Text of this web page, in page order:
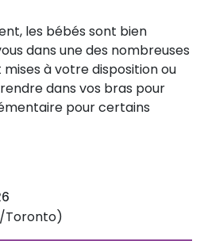
les bébés sont bien
dans une des nombreuses
à votre disposition ou
dans vos bras pour
pour certains
Toronto)